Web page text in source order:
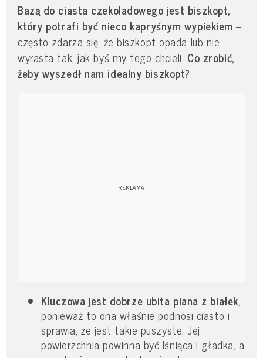
Bazą do ciasta czekoladowego jest biszkopt,
który potrafi być nieco kapryśnym wypiekiem –
często zdarza się, że biszkopt opada lub nie
wyrasta tak, jak byś my tego chcieli. Co zrobić,
żeby wyszedł nam idealny biszkopt?
Kluczowa jest dobrze ubita piana z białek,
ponieważ to ona właśnie podnosi ciasto i
sprawia, że jest takie puszyste. Jej
powierzchnia powinna być lśniąca i gładka, a